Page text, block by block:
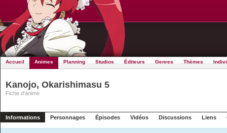
Accueil Animes Planning Studios Éditeurs Genres Thèmes
Kanojo, Okarishimasu 5
Fiche d'anime
Informations Personnages Épisodes Vidéos Discussions Liens